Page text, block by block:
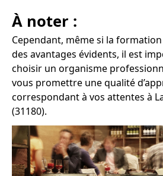
À noter :
Cependant, même si la
des avantages évidents, il est
choisir un organisme
vous promettre une qualité
correspondant à vos attentes à
(31180).